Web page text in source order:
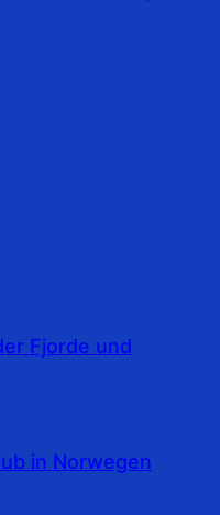
Fjorde und
in Norwegen